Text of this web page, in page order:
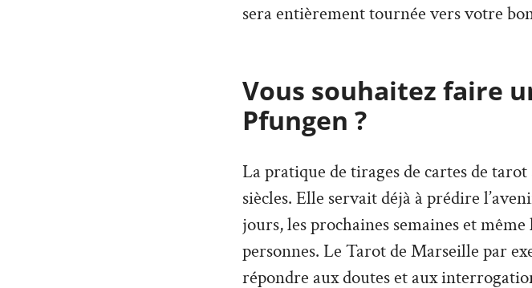
sera entièrement tournée vers votre
Vous souhaitez faire
Pfungen ?
La pratique de tirages de cartes de
siècles. Elle servait déjà à prédire
jours, les prochaines semaines et
personnes. Le Tarot de Marseille par
répondre aux doutes et aux